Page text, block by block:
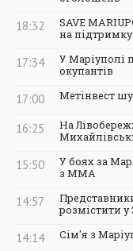
18:32
SAVE
на
17:34
У Маріуполі
окупантів
17:00 Метінвест
16:25
На
15:50
У боях за
з ММА
14:57
розмістити
14:14 Сім'я з